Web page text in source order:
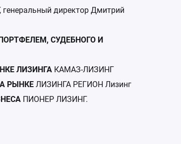
директор Дмитрий
СУДЕБНОГО И
ЛИЗИНГА КАМАЗ-ЛИЗИНГ
РЫНКЕ ЛИЗИНГА РЕГИОН Лизинг
ПИОНЕР ЛИЗИНГ.